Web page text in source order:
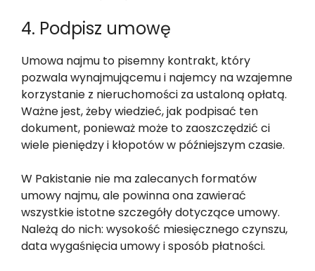
4. Podpisz umowę
Umowa najmu to pisemny kontrakt, który
pozwala wynajmującemu i najemcy na wzajemne
korzystanie z nieruchomości za ustaloną opłatą.
Ważne jest, żeby wiedzieć, jak podpisać ten
dokument, ponieważ może to zaoszczędzić ci
wiele pieniędzy i kłopotów w późniejszym czasie.
W Pakistanie nie ma zalecanych formatów
umowy najmu, ale powinna ona zawierać
wszystkie istotne szczegóły dotyczące umowy.
Należą do nich: wysokość miesięcznego czynszu,
data wygaśnięcia umowy i sposób płatności.